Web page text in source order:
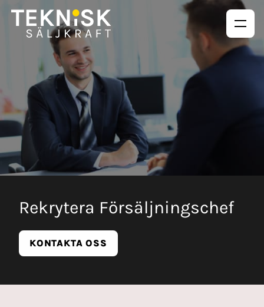
Rekrytera Försäljningschef
KONTAKTA OSS